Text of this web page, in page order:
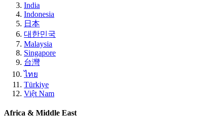
India
Indonesia
日本
대한민국
Malaysia
Singapore
台灣
ไทย
Türkiye
Việt Nam
Africa & Middle East